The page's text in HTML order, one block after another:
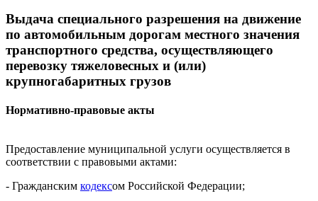
Выдача специального разрешения на движение
по автомобильным дорогам местного значения
транспортного средства, осуществляющего
перевозку тяжеловесных и (или)
крупногабаритных грузов
Нормативно-правовые акты
Предоставление муниципальной услуги осуществляется в
соответствии с правовыми актами:
- Гражданским кодексом Российской Федерации;